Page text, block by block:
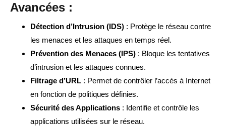
Avancées :
Détection d’Intrusion (IDS) : Protège le réseau contre
les menaces et les attaques en temps réel.
Prévention des Menaces (IPS) : Bloque les tentatives
d’intrusion et les attaques connues.
Filtrage d’URL : Permet de contrôler l’accès à Internet
en fonction de politiques définies.
Sécurité des Applications : Identifie et contrôle les
applications utilisées sur le réseau.